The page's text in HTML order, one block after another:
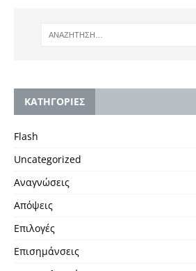
KΑΤΗΓΟΡΙΕΣ
Flash
Uncategorized
Αναγνώσεις
Απόψεις
Επιλογές
Επισημάνσεις